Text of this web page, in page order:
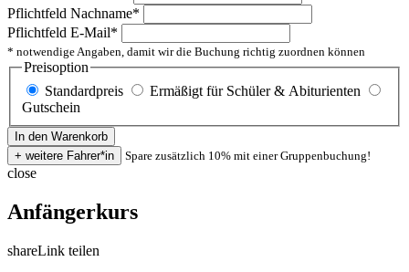
Pflichtfeld Nachname*
Pflichtfeld E-Mail*
* notwendige Angaben, damit wir die Buchung richtig zuordnen können
Preisoption
Standardpreis
Ermäßigt für Schüler & Abiturienten
Gutschein
Spare zusätzlich 10% mit einer Gruppenbuchung!
close
Anfängerkurs
shareLink teilen